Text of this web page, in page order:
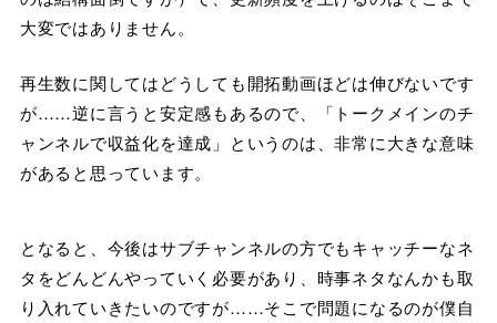
大変ではありません。
再生数に関してはどうしても開拓動画ほどは伸びないです
が……逆に言うと安定感もあるので、「トークメインのチ
ャンネルで収益化を達成」というのは、非常に大きな意味
があると思っています。
となると、今後はサブチャンネルの方でもキャッチーなネ
タをどんどんやっていく必要があり、時事ネタなんかも取
り入れていきたいのですが……そこで問題になるのが僕自